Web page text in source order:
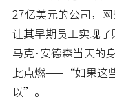
27亿美元的公司，
让其早期员工实现
马克·安德森当天的
此点燃——“如果这
以”。